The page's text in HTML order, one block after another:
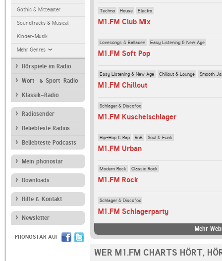
Gothic & Mittelalter
Soundtracks & Musical
Kinder-Musik
Mehr Genres
Hörspiele im Radio
Wort- & Sport-Radio
Klassik-Radio
Radiosender
Beliebteste Radios
Beliebteste Podcasts
Mein phonostar
Downloads
Hilfe & Kontakt
Newsletter
PHONOSTAR AUF
Techno House Electro
M1.FM Club Mix
Lovesongs & Balladen Easy Listening & New Age
M1.FM Soft Pop
Easy Listening & New Age Chillout & Lounge Smooth
M1.FM Chillout
Schlager & Discofox
M1.FM Kuschelschlager
Hip-Hop & Rap RnB Soul & Funk
M1.FM Urban
Modern Rock Classic Rock
M1.FM Rock
Schlager & Discofox
M1.FM Schlagerparty
Mehr
WER M1.FM CHARTS HÖRT,